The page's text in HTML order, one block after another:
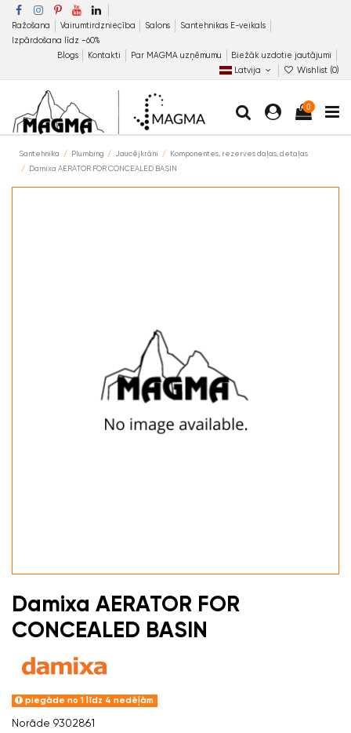
Ražošana Vairumtirdzniecība Salons
Santehnikas E-veikals
Izpārdošana līdz −60%
Blogs
Kontakti Par MAGMA uzņēmumu
Biežāk uzdotie jautājumi
Latvija
Wishlist (0)
0
Santehnika Plumbing Jaucējkrāni
Komponentes, rezerves daļas, detaļas
Damixa AERATOR FOR CONCEALED BASIN
Damixa AERATOR FOR
CONCEALED BASIN
piegāde no 1 līdz 4 nedēļām
Norāde 9302861